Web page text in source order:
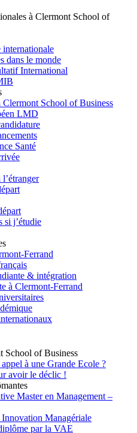
à Clermont School of
internationale
dans le monde
International
Clermont School of Business
LMD
Santé
si j’étudie
Ferrand
& intégration
à Clermont-Ferrand
School of Business
à une Grande Ecole ?
avoir le déclic !
Master en Management –
Managériale
par la VAE